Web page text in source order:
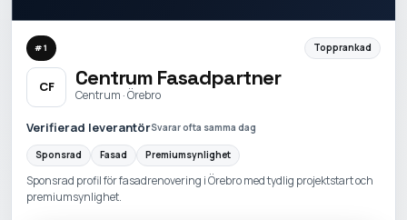
#1 Topprankad
CF Centrum Fasadpartner
Centrum · Örebro
Verifierad leverantörSvarar ofta samma dag
Sponsrad Fasad Premiumsynlighet
Sponsrad profil för fasadrenovering i Örebro med tydlig projektstart och
premiumsynlighet.